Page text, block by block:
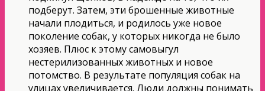
подберут. Затем, эти брошенные животные
начали плодиться, и родилось уже новое
поколение собак, у которых никогда не было
хозяев. Плюс к этому самовыгул
нестерилизованных животных и новое
потомство. В результате популяция собак на
улицах увеличивается. Люди должны понимать